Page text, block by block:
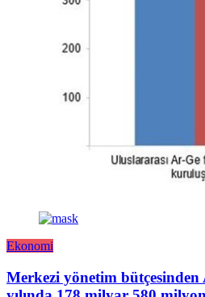
Ekonomi
Merkezi yönetim bütçesinden